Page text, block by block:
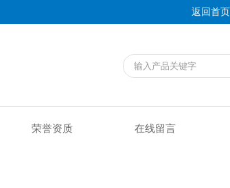
返回首页
荣誉资质 在线留言